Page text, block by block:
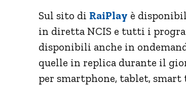
Sul sito di RaiPlay è
in diretta NCIS e tutti i
disponibili anche in
quelle in replica durante il
per smartphone, tablet,